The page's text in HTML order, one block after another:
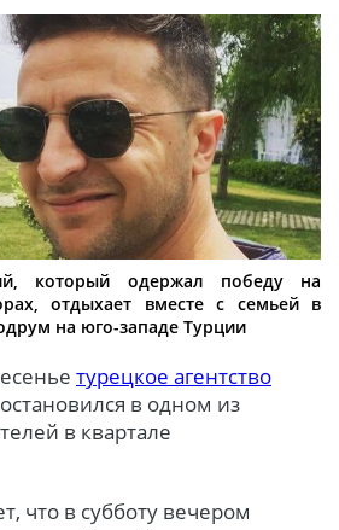
который одержал победу на
отдыхает вместе с семьей в
на юго-западе Турции
турецкое агентство
в одном из
в квартале
что в субботу вечером